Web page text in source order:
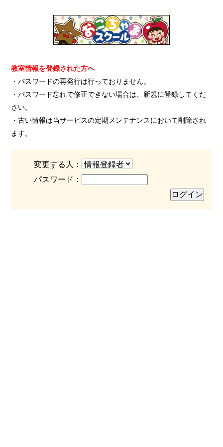
教室情報を登録された方へ
・パスワードの再発行は行っておりません。
・パスワード忘れで修正できない場合は、新規に登録してくだ
さい。
・古い情報は当サービスの定期メンテナンスにおいて削除され
ます。
変更する人：
パスワード：